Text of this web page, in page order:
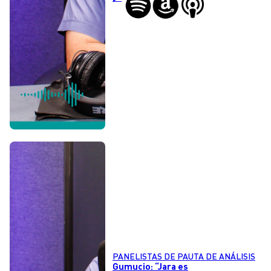
PANELISTAS DE PAUTA DE ANÁLISIS
Gumucio: “Jara es